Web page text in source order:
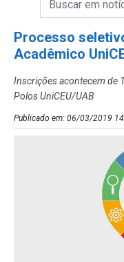
Processo
Acadêmico
Inscrições acontecem de
Polos UniCEU/UAB
Publicado em: 06/03/2019